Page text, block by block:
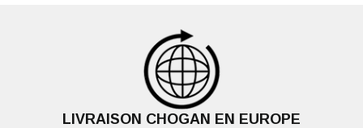
LIVRAISON CHOGAN EN EUROPE